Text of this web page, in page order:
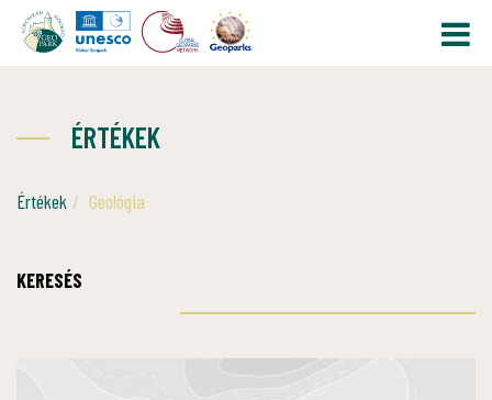
ÉRTÉKEK
Értékek Geológia
KERESÉS